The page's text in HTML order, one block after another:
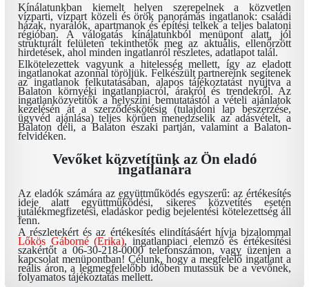
Kínálatunkban kiemelt helyen szerepelnek a közvetlen
vízparti, vízpart közeli és örök panorámás ingatlanok: családi
házak, nyaralók, apartmanok és építési telkek a teljes balatoni
régióban. A válogatás kínálatunkból menüpont alatt, jól
strukturált felületen tekinthetők meg az aktuális, ellenőrzött
hirdetések, ahol minden ingatlanról részletes, adatlapot talál.
Elkötelezettek vagyunk a hitelesség mellett, így az eladott
ingatlanokat azonnal töröljük. Felkészült partnereink segítenek
az ingatlanok felkutatásában, alapos tájékoztatást nyújtva a
Balaton környéki ingatlanpiacról, árakról és trendekről. Az
ingatlanközvetítők a helyszíni bemutatástól a vételi ajánlatok
kezelésén át a szerződéskötésig (tulajdoni lap beszerzése,
ügyvéd ajánlása) teljes körűen menedzselik az adásvételt, a
Balaton déli, a Balaton északi partján, valamint a Balaton-
felvidéken.
Vevőket közvetítünk az Ön eladó
ingatlanára
Az eladók számára az együttműködés egyszerű: az értékesítés
ideje alatt együttműködési, sikeres közvetítés esetén
jutalékmegfizetési, eladáskor pedig bejelentési kötelezettség áll
fenn.
A részletekért és az értékesítés elindításáért hívja bizalommal
Lőkös Gáborné (Erika), ingatlanpiaci elemző és értékesítési
szakértőt a 06-30-218-0000 telefonszámon, vagy üzenjen a
kapcsolat menüpontban! Célunk, hogy a megfelelő ingatlant a
reális áron, a legmegfelelőbb időben mutassuk be a vevőnek,
folyamatos tájékoztatás mellett.